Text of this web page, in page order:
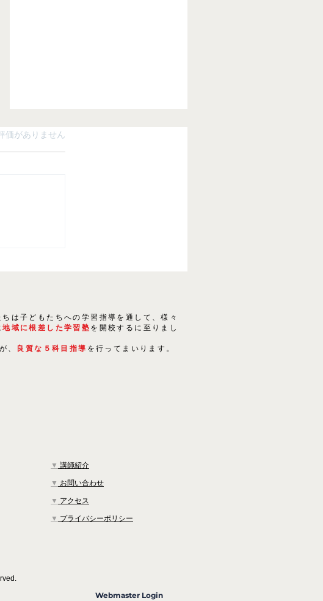
されています。
価がありません
は子どもたちへの学習指導を通して、様々
地域に根差した学習塾 を開校するに至りまし
、
良質な５科目指導 を行ってまいります。
▼ 講師紹介
▼ お問い合わせ
▼ アクセス
▼ プライバシーポリシー
Webmaster Login